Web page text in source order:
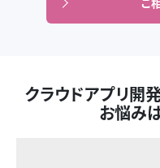
クラウドアプリ開
お悩み